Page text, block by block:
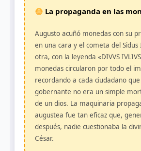
La propaganda en las
Augusto acuñó monedas con su
en una cara y el cometa del Sidus
otra, con la leyenda «DIVVS
monedas circularon por todo el
recordando a cada ciudadano
gobernante no era un simple
de un dios. La maquinaria
augustea fue tan eficaz que,
después, nadie cuestionaba la
César.